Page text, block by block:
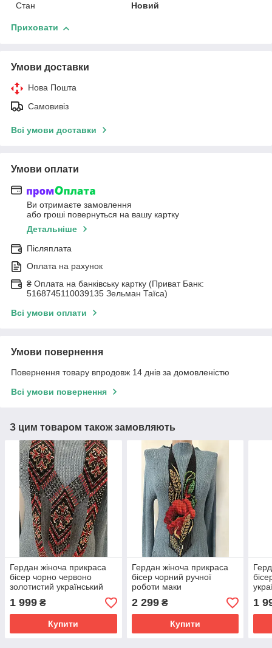
Стан
Новий
Приховати
Умови доставки
Нова Пошта
Самовивіз
Всі умови доставки
Умови оплати
Ви отримаєте замовлення
або гроші повернуться на вашу картку
Детальніше
Післяплата
Оплата на рахунок
₴ Оплата на банківську картку (Приват Банк:
5168745110039135 Зельман Таїса)
Всі умови оплати
Умови повернення
Повернення товару впродовж 14 днів за домовленістю
Всі умови повернення
З цим товаром також замовляють
Гердан жіноча прикраса
бісер чорно червоно
золотистий український
ручної роботи
1 999 ₴
Купити
Гердан жіноча прикраса
бісер чорний ручної
роботи маки
2 299₴
Купити
1